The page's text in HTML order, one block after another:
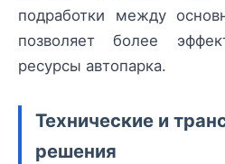
подработки между
позволяет более
ресурсы автопарка.
Технические и
решения